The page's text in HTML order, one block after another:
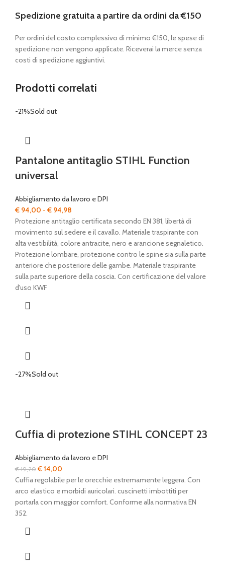
Spedizione gratuita a partire da ordini da €150
Per ordini del costo complessivo di minimo €150, le spese di
spedizione non vengono applicate. Riceverai la merce senza
costi di spedizione aggiuntivi.
Prodotti correlati
-21%Sold out
Pantalone antitaglio STIHL Function
universal
Abbigliamento da lavoro e DPI
€ 94,00 - € 94,98
di
prezzo:
da
€ 94,00
a
€ 94,98
Protezione antitaglio certificata secondo EN 381, libertà di
movimento sul sedere e il cavallo. Materiale traspirante con
alta vestibilità, colore antracite, nero e arancione segnaletico.
Protezione lombare, protezione contro le spine sia sulla parte
anteriore che posteriore delle gambe. Materiale traspirante
sulla parte superiore della coscia. Con certificazione del valore
d'uso KWF
-27%Sold out
Cuffia di protezione STIHL CONCEPT 23
Abbigliamento da lavoro e DPI
€19,20Il
prezzo
originale
era:
€14,00
prezzo
attuale
è:
Cuffia regolabile per le orecchie estremamente leggera. Con
arco elastico e morbidi auricolari. cuscinetti imbottiti per
portarla con maggior comfort. Conforme alla normativa EN
352.